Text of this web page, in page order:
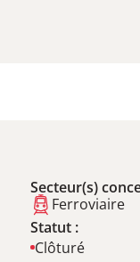
Secteur(s)
Ferroviaire
Statut :
Clôturé